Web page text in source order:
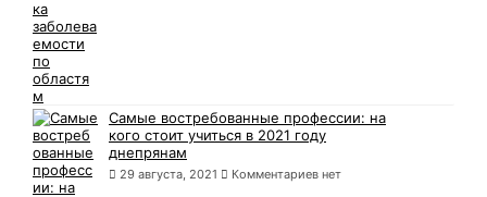
Самые востребованные профессии: на
кого стоит учиться в 2021 году
днепрянам
29 августа, 2021 Комментариев нет